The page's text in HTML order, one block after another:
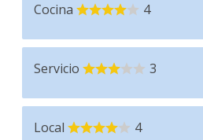
Cocina 4
Servicio 3
Local 4